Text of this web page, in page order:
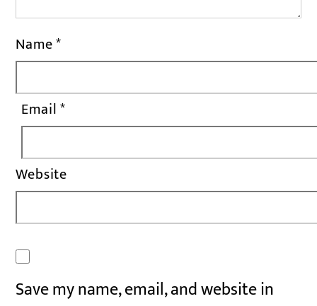
Name*
Email*
Website
Save my name, email, and website in